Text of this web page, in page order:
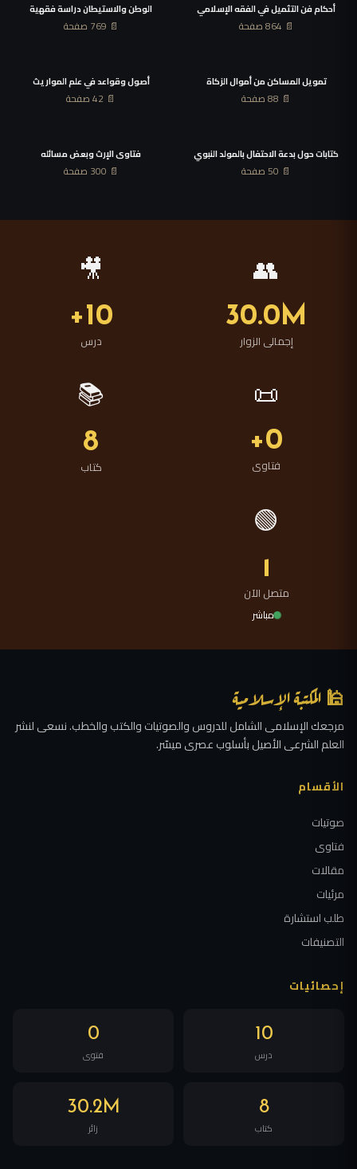
أحكام فن التثميل في الفقه الإسلامي
📄 864 صفحة
الوطن والاستيطان دراسة فقهية
📄 769 صفحة
تمويل المساكن من أموال الزكاة
📄 88 صفحة
أصول وقواعد في علم المواريث
📄 42 صفحة
كتابات حول بدعة الاحتفال بالمولد النبوي
📄 50 صفحة
فتاوى الإرث وبعض مسائله
📄 300 صفحة
👥
30.0M
إجمالى الزوار
🎥
10+
درس
📜
0+
فتاوى
📚
8
كتاب
🟢
١
متصل الآن
مباشر
🕌 المكتبة الإسلامية
مرجعك الإسلامى الشامل للدروس والصوتيات والكتب والخطب. نسعى لنشر
العلم الشرعى الأصيل بأسلوب عصرى ميسّر.
الأقسام
صوتيات
فتاوى
مقالات
مرئيات
طلب استشارة
التصنيفات
إحصائيات
10
درس
0
فتوى
8
كتاب
30.2M
زائر